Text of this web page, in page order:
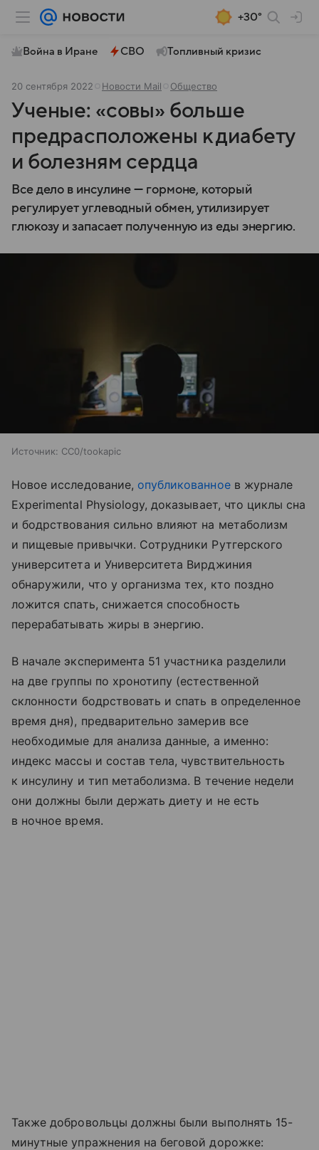
+30°
Война в Иране СВО Топливный кризис
20 сентября 2022 Новости Mail Общество
Ученые: «совы» больше
предрасположены к диабету
и болезням сердца
Все дело в инсулине — гормоне, который
регулирует углеводный обмен, утилизирует
глюкозу и запасает полученную из еды энергию.
Источник: CC0/tookapic
Новое исследование, опубликованноев журнале
Experimental Physiology, доказывает, что циклы сна
и бодрствования сильно влияют на метаболизм
и пищевые привычки. Сотрудники Рутгерского
университета и Университета Вирджиния
обнаружили, что у организма тех, кто поздно
ложится спать, снижается способность
перерабатывать жиры в энергию.
В начале эксперимента 51 участника разделили
на две группы по хронотипу (естественной
склонности бодрствовать и спать в определенное
время дня), предварительно замерив все
необходимые для анализа данные, а именно:
индекс массы и состав тела, чувствительность
к инсулину и тип метаболизма. В течение недели
они должны были держать диету и не есть
в ночное время.
Также добровольцы должны были выполнять 15-
минутные упражнения на беговой дорожке: